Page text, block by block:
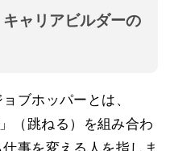
ャリアビルダーの
ブホッパーとは、
（跳ねる）を組み合わ